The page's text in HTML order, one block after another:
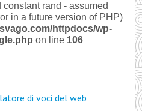
rand - assumed
in a future version of PHP)
httpdocs/wp-
on line 106
di voci del web